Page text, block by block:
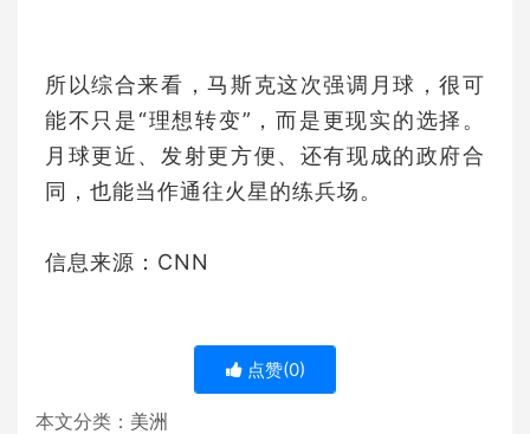
所以综合来看，马斯克这次强调月球，很可
能不只是“理想转变”，而是更现实的选择。
月球更近、发射更方便、还有现成的政府合
同，也能当作通往火星的练兵场。
信息来源：CNN
点赞(0)
本文分类： 美洲